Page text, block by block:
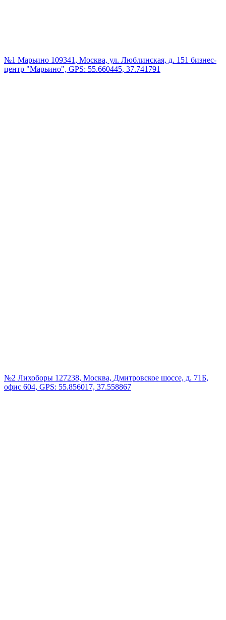
№1 Марьино 109341, Москва, ул. Люблинская, д. 151 бизнес-
центр "Марьино", GPS: 55.660445, 37.741791
№2 Лихоборы 127238, Москва, Дмитровское шоссе, д. 71Б,
офис 604, GPS: 55.856017, 37.558867